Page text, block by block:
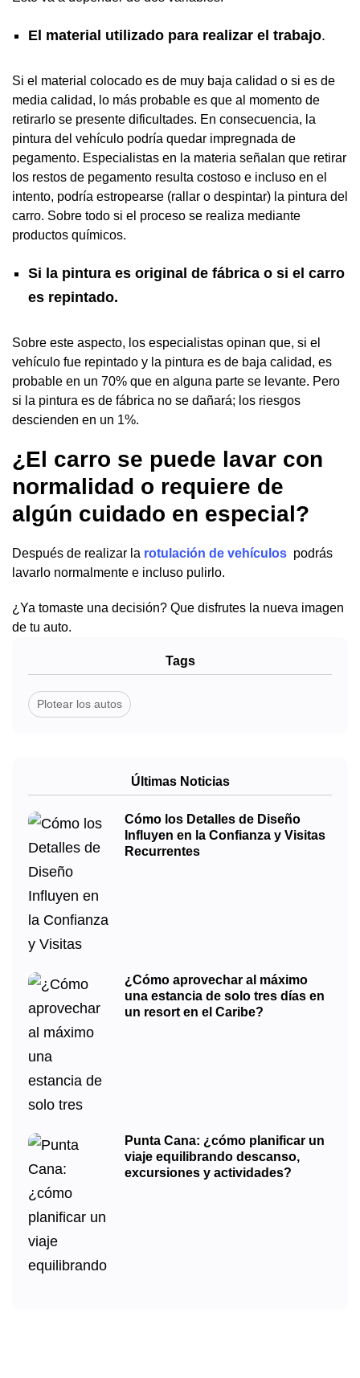
El material utilizado para realizar el trabajo.
Si el material colocado es de muy baja calidad o si es de
media calidad, lo más probable es que al momento de
retirarlo se presente dificultades. En consecuencia, la
pintura del vehículo podría quedar impregnada de
pegamento. Especialistas en la materia señalan que retirar
los restos de pegamento resulta costoso e incluso en el
intento, podría estropearse (rallar o despintar) la pintura del
carro. Sobre todo si el proceso se realiza mediante
productos químicos.
Si la pintura es original de fábrica o si el carro
es repintado.
Sobre este aspecto, los especialistas opinan que, si el
vehículo fue repintado y la pintura es de baja calidad, es
probable en un 70% que en alguna parte se levante. Pero
si la pintura es de fábrica no se dañará; los riesgos
descienden en un 1%.
¿El carro se puede lavar con
normalidad o requiere de
algún cuidado en especial?
Después de realizar la rotulación de vehículos podrás
lavarlo normalmente e incluso pulirlo.
¿Ya tomaste una decisión? Que disfrutes la nueva imagen
de tu auto.
Tags
Plotear los autos
Últimas Noticias
Cómo los Detalles de Diseño
Influyen en la Confianza y Visitas
Recurrentes
¿Cómo aprovechar al máximo
una estancia de solo tres días en
un resort en el Caribe?
Punta Cana: ¿cómo planificar un
viaje equilibrando descanso,
excursiones y actividades?